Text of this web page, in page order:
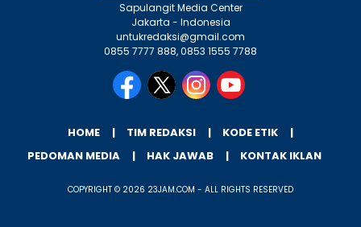
Sapulangit Media Center
Jakarta - Indonesia
untukredaksi@gmail.com
0855 7777 888, 0853 1555 7788
HOME TIM REDAKSI
KODE ETIK
PEDOMAN MEDIA
HAK JAWAB KONTAK IKLAN
COPYRIGHT © 2026 23JAM.COM - ALL RIGHTS RESERVED